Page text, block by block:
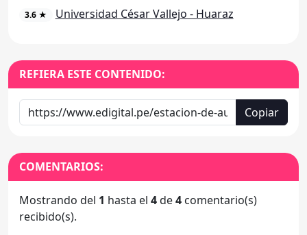
3.6 ★ Universidad César Vallejo - Huaraz
REFIERA ESTE CONTENIDO:
Copiar
COMENTARIOS:
Mostrando del 1 hasta el 4de4 comentario(s)
recibido(s).